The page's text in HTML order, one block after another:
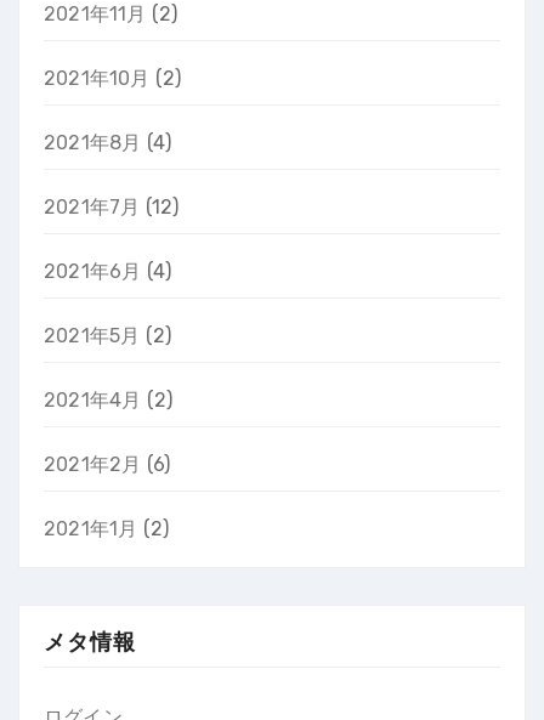
2021年11月 (2)
2021年10月 (2)
2021年8月 (4)
2021年7月 (12)
2021年6月 (4)
2021年5月 (2)
2021年4月 (2)
2021年2月 (6)
2021年1月 (2)
メタ情報